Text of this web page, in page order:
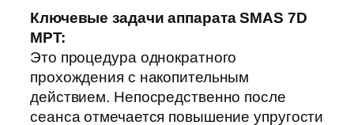
Ключевые задачи аппарата SMAS 7D
MPT:
Это процедура однократного
прохождения с накопительным
действием. Непосредственно после
сеанса отмечается повышение упругости